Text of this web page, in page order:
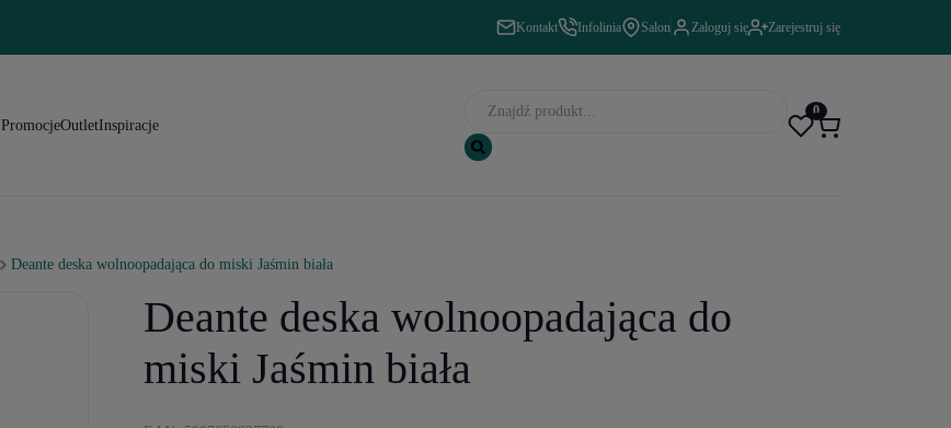
Kontakt Infolinia Salon Zaloguj się Zarejestruj się
PromocjeOutletInspiracje
0
Deante deska wolnoopadająca do miski Jaśmin biała
Deante deska wolnoopadająca do
miski Jaśmin biała